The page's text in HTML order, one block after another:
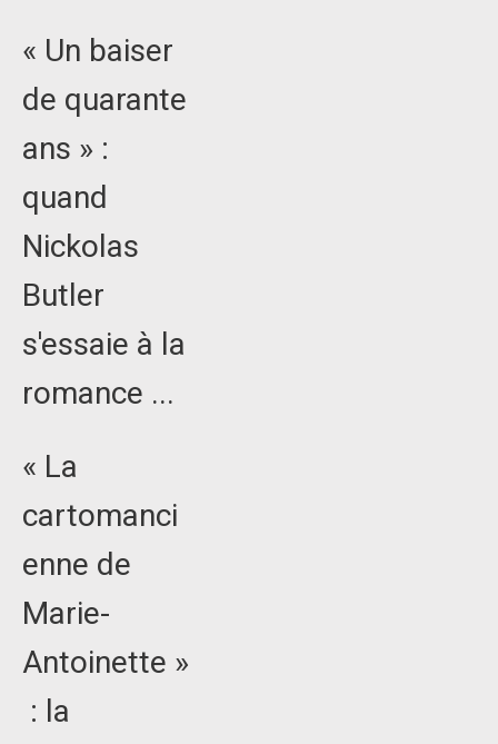
« Un baiser
de quarante
ans » :
quand
Nickolas
Butler
s'essaie à la
romance ...
« La
cartomanci
enne de
Marie-
Antoinette »
: la